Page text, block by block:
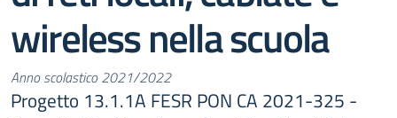
wireless nella scuola
Anno scolastico 2021/2022
Progetto 13.1.1A FESR PON CA 2021-325 -